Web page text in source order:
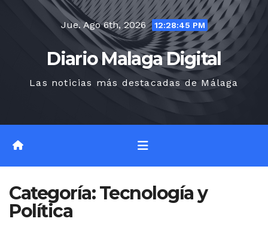
Jue. Ago 6th, 2026 12:28:46 PM
Diario Malaga Digital
Las noticias más destacadas de Málaga
Categoría:Tecnología y
Política